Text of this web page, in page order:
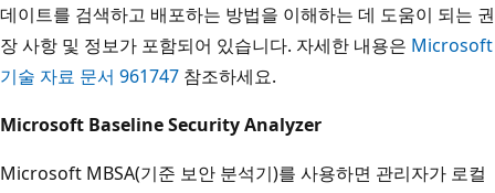
데이트를 검색하고 배포하는 방법을 이해하는 데 도움이 되는 권
장 사항 및 정보가 포함되어 있습니다. 자세한 내용은 Microsoft
기술 자료 문서 961747 참조하세요.
Microsoft Baseline Security Analyzer
Microsoft MBSA(기준 보안 분석기)를 사용하면 관리자가 로컬